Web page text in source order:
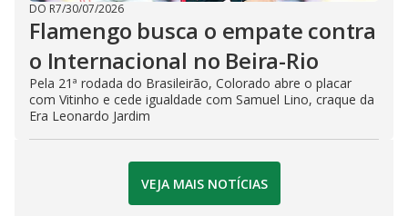
DO R7/30/07/2026
Flamengo busca o empate contra
o Internacional no Beira-Rio
Pela 21ª rodada do Brasileirão, Colorado abre o placar
com Vitinho e cede igualdade com Samuel Lino, craque da
Era Leonardo Jardim
VEJA MAIS NOTÍCIAS